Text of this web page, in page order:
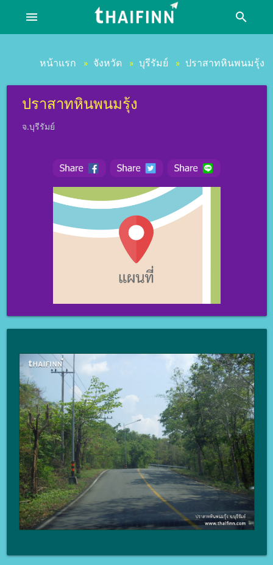
menu search
หน้าแรก » จังหวัด » บุรีรัมย์ » ปราสาทหินพนมรุ้ง
ปราสาทหินพนมรุ้ง
จ.บุรีรัมย์